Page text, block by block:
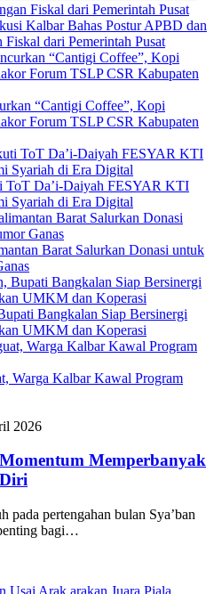
Kalbar Bahas Postur APBD dan
dari Pemerintah Pusat
“Cantigi Coffee”, Kopi
Forum TSLP CSR Kabupaten
ToT Da’i-Daiyah FESYAR KTI
Syariah di Era Digital
Barat Salurkan Donasi untuk
Bangkalan Siap Bersinergi
UMKM dan Koperasi
Warga Kalbar Kawal Program
2026
Memperbanyak
pada pertengahan bulan Sya’ban
bagi…